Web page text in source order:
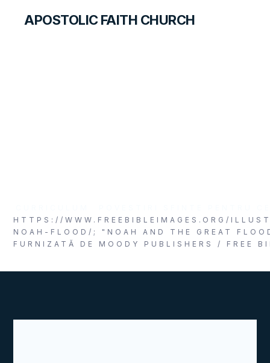
APOSTOLIC FAITH CHURCH
HTTPS://WWW.FREEBIBLEIMAGES.ORG/
NOAH-FLOOD/; "NOAH AND THE GREAT
FURNIZATĂ DE MOODY PUBLISHERS / FREE